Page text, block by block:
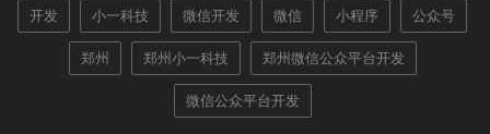
开发 小一科技 微信开发 微信 小程序 公众号
郑州 郑州小一科技 郑州微信公众平台开发
微信公众平台开发